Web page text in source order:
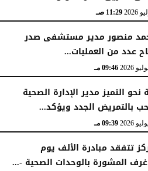
11:29 صـ
منصور مدير مستشفى صدر
عدد من العمليات...
09:46 مـ
نحو التميز مدير الإدارة الصحية
بالتمريض الجدد ويؤكد...
09:39 مـ
تتفقد مبادرة الألف يوم
المشورة بالوحدات الصحية -...